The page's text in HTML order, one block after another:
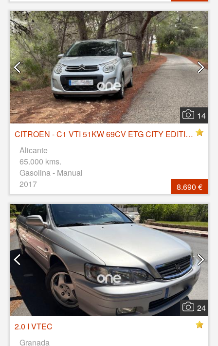
14
CITROEN - C1 VTI 51KW 69CV ETG CITY EDITION
Alicante
65.000 kms.
Gasolina - Manual
2017
8.690 €
24
2.0 I VTEC
Granada